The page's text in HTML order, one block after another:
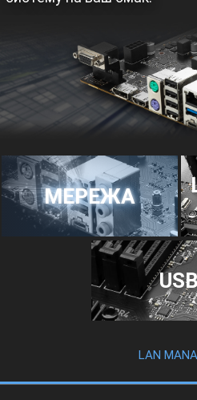
МЕРЕЖА
LAN